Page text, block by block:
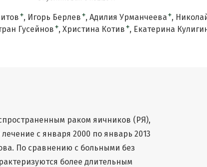
+ Игорь Берлев + Адилия Урманчеева +
Гусейнов + Христина Котив + Екатерина
раком яичников (РЯ),
с января 2000 по январь 2013
По сравнению с больными без
более длительным